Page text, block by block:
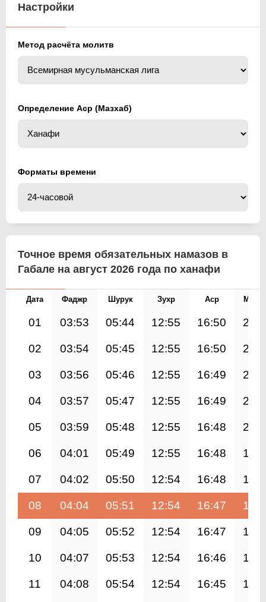
Настройки
Метод расчёта молитв
Определение Аср (Мазхаб)
Форматы времени
Точное время обязательных намазов в
Габале на август 2026 года по ханафи
Дата Фаджр Шурук Зухр Аср
01 03:53 05:44 12:55 16:50
02 03:54 05:45 12:55 16:50
03 03:56 05:46 12:55 16:49
04 03:57 05:47 12:55 16:49
05 03:59 05:48 12:55 16:48
06 04:01 05:49 12:55 16:48
07 04:02 05:50 12:54 16:48
08 04:04 05:51 12:54 16:47
09 04:05 05:52 12:54 16:47
10 04:07 05:53 12:54 16:46
11 04:08 05:54 12:54 16:45